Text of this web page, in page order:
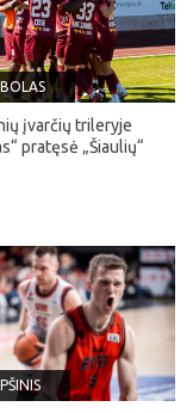
įvarčių trileryje
pratęsė „Šiaulių“